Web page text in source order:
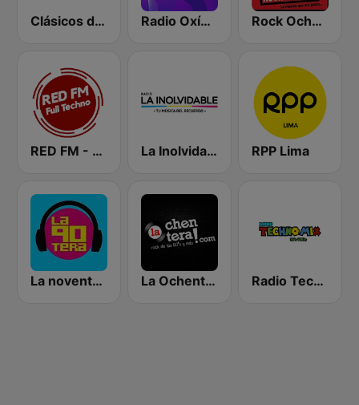
Clásicos del Techno Radio Oxígeno Rock Ochentas Radio
RED FM - TECHNO La Inolvidable RPP Lima
La noventera La Ochentera Radio Techno Mix